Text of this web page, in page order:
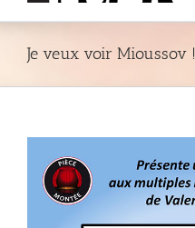
Je veux voir Mioussov !